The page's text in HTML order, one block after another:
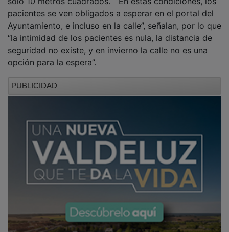
pacientes se ven obligados a esperar en el portal del
Ayuntamiento, e incluso en la calle”, señalan, por lo que
“la intimidad de los pacientes es nula, la distancia de
seguridad no existe, y en invierno la calle no es una
opción para la espera”.